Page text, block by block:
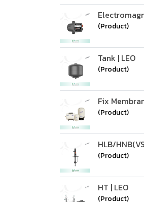
(Product)
Tank | LEO
(Product)
Fix
(Product)
HLB/
(Product)
HT | LEO
(Product)